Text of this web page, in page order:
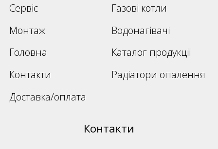
Сервіс
Газові котли
Монтаж
Водонагівачі
Головна
Каталог продукції
Контакти
Радіатори опалення
Доставка/оплата
Контакти